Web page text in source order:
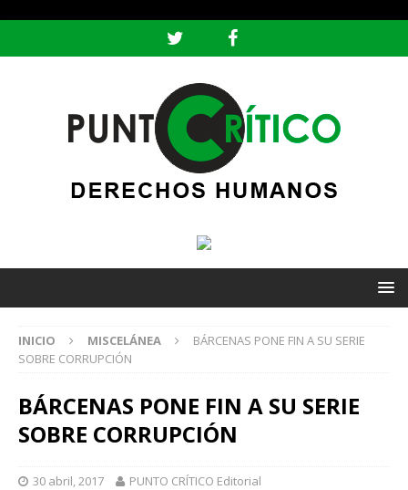
INICIO MISCELÁNEA
BÁRCENAS PONE FIN A SU SERIE
SOBRE CORRUPCIÓN
BÁRCENAS PONE FIN A SU SERIE
SOBRE CORRUPCIÓN
30 abril, 2017 PUNTO CRÍTICO Editorial